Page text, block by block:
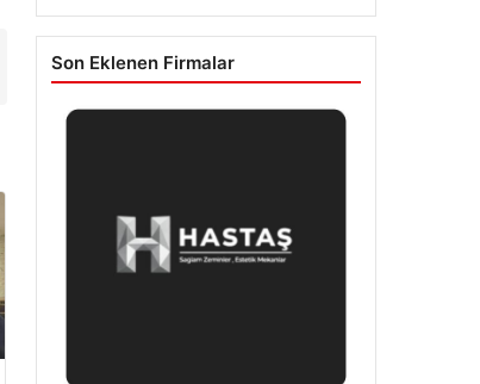
Son Eklenen Firmalar